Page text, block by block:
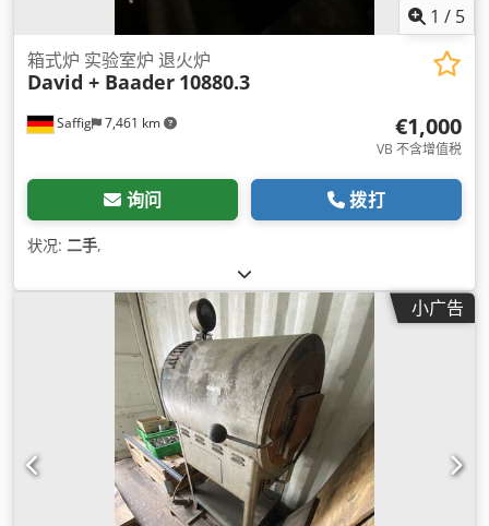
1 / 5
Saffig 7,461 km
箱式炉 实验室炉 退火炉
David + Baader 10880.3
€1,000
VB 不含增值税
询问 拨打
状况: 二手,
小广告